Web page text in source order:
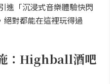
進「沉浸式音樂體驗快閃
對都能在這裡玩得過
：Highball酒吧